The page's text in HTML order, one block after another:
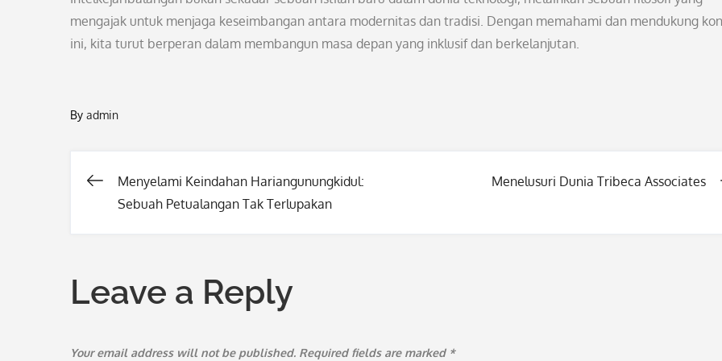
mengajak untuk menjaga keseimbangan antara modernitas dan tradisi. Dengan memahami dan mendukung
ini, kita turut berperan dalam membangun masa depan yang inklusif dan berkelanjutan.
By admin
Post
Menyelami Keindahan Hariangunungkidul:
Sebuah Petualangan Tak Terlupakan
Menelusuri Dunia Tribeca Associates
Leave a Reply
Your email address will not be published. Required fields are marked *